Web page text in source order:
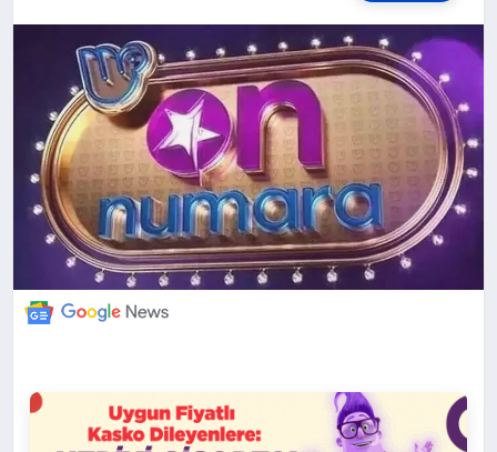
BILIM VE TEKNOLOJI
OTOMOBIL